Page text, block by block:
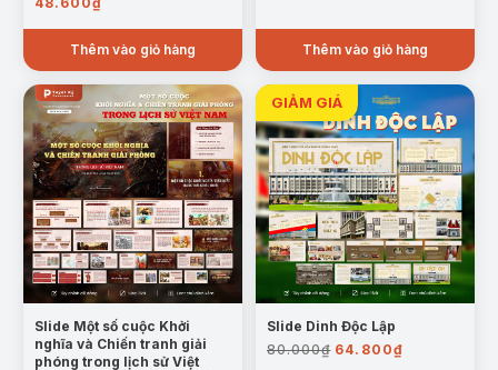
Thêm vào giỏ hàng Thêm vào giỏ hàng
Slide Một số cuộc Khởi
nghĩa và Chiến tranh giải
phóng trong lịch sử Việt
Slide Dinh Độc Lập
80.000₫ Giá
64.800₫Giá